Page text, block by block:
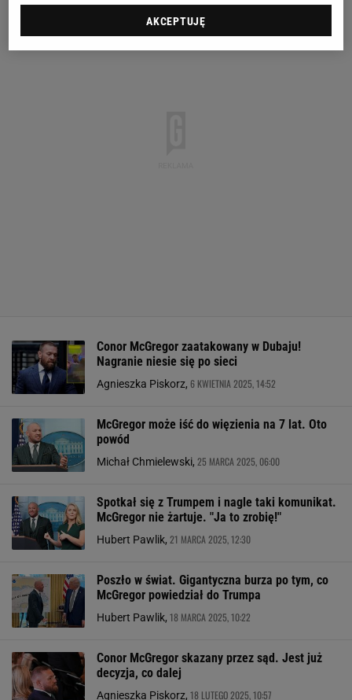
Conor McGregor zaatakowany w Dubaju!
Nagranie niesie się po sieci
Agnieszka Piskorz, 6 KWIETNIA 2025, 14:52
McGregor może iść do więzienia na 7 lat. Oto
powód
Michał Chmielewski, 25 MARCA 2025, 06:00
Spotkał się z Trumpem i nagle taki komunikat.
McGregor nie żartuje. "Ja to zrobię!"
Hubert Pawlik, 21 MARCA 2025, 12:30
Poszło w świat. Gigantyczna burza po tym, co
McGregor powiedział do Trumpa
Hubert Pawlik, 18 MARCA 2025, 10:22
Conor McGregor skazany przez sąd. Jest już
decyzja, co dalej
Agnieszka Piskorz, 18 LUTEGO 2025, 10:57
AKCEPTUJĘ